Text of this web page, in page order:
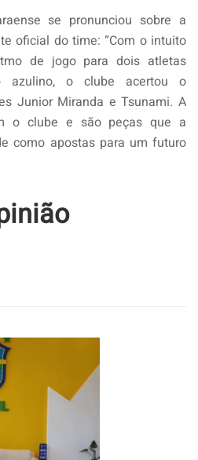
se pronunciou sobre a
oficial do time: “Com o intuito
de jogo para dois atletas
azulino, o clube acertou o
Junior Miranda e Tsunami. A
o clube e são peças que a
como apostas para um futuro